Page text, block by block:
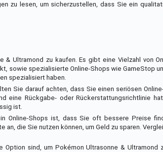
zu lesen, um sicherzustellen, dass Sie ein
Ultramond zu kaufen. Es gibt eine Vielzahl von
sowie spezialisierte Online-Shops wie GameStop
spezialisiert haben.
Sie darauf achten, dass Sie einen seriösen
eine Rückgabe- oder Rückerstattungsrichtlinie
ist.
Online-Shops ist, dass Sie oft bessere Preise
die Sie nutzen können, um Geld zu sparen.
sind, um Pokémon Ultrasonne & Ultramond